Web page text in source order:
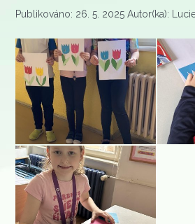
Publikováno: 26. 5. 2025 Autor(ka):